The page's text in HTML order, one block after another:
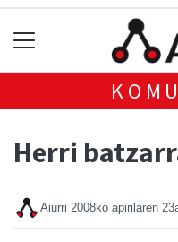
Herri
Aiurri 2008ko apirilaren